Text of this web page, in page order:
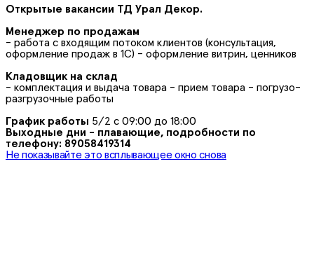
Открытые вакансии ТД Урал Декор.
Менеджер по продажам
- работа с входящим потоком клиентов (консультация,
оформление продаж в 1С) - оформление витрин, ценников
Кладовщик на склад
- комплектация и выдача товара - прием товара - погрузо-
разгрузочные работы
График работы 5/2 с 09:00 до 18:00
Выходные дни - плавающие, подробности по
телефону: 89058419314
Не показывайте это всплывающее окно снова